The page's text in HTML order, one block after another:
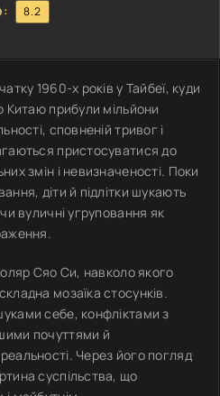
8.2
1960-х років у Тайбеї, куди
Китаю прибули мільйони
сповненій тривог і
пристосуватися до
змін і невизначеності. Поки
діти й підлітки шукають
вуличні угруповання як
Сяо Си, навколо якого
мозаїка стосунків.
себе, конфліктами з
почуттями й
Через його погляд
суспільства, що